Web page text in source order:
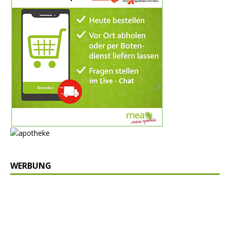
WERBUNG